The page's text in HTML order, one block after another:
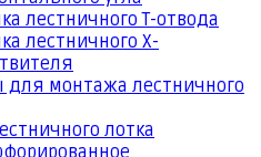
лестничного Т-отвода
лестничного Х-
для монтажа лестничного
лотка